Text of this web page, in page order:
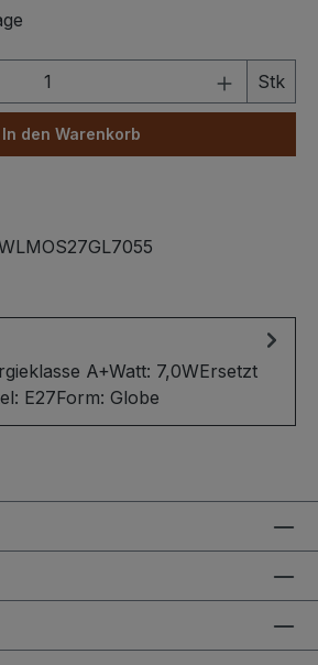
Gib den Stk
In den Warenkorb
A+Watt: 7,0WErsetzt
E27Form: Globe